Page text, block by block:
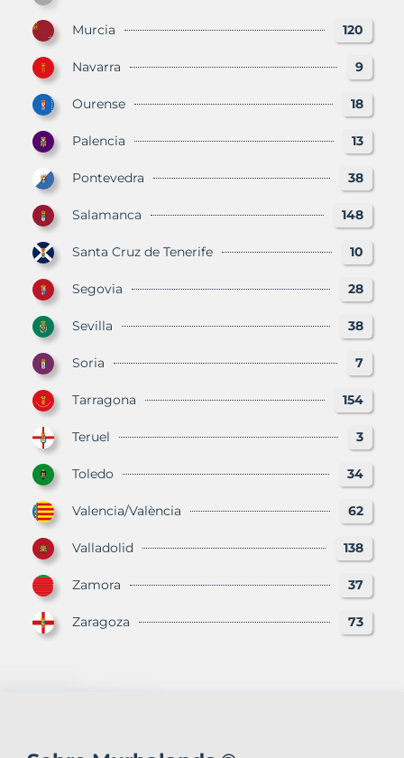
Murcia 120
Navarra 9
Ourense 18
Palencia 13
Pontevedra 38
Salamanca 148
Santa Cruz de Tenerife 10
Segovia 28
Sevilla 38
Soria 7
Tarragona 154
Teruel 3
Toledo 34
Valencia/València 62
Valladolid 138
Zamora 37
Zaragoza 73